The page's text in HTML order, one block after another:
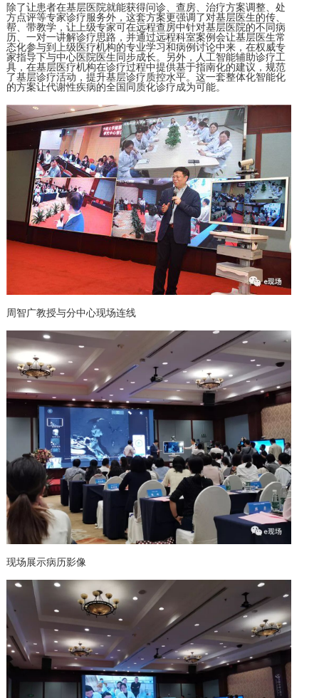
除了让患者在基层医院就能获得问诊、查房、治疗方案调整、处
方点评等专家诊疗服务外，这套方案更强调了对基层医生的传、
帮、带教学，让上级专家可在远程查房中针对基层医院的不同病
历、一对一讲解诊疗思路，并通过远程科室案例会让基层医生常
态化参与到上级医疗机构的专业学习和病例讨论中来，在权威专
家指导下与中心医院医生同步成长。另外，人工智能辅助诊疗工
具，在基层医疗机构在诊疗过程中提供基于指南化的建议，规范
了基层诊疗活动，提升基层诊疗质控水平。这一套整体化智能化
的方案让代谢性疾病的全国同质化诊疗成为可能。
周智广教授与分中心现场连线
现场展示病历影像